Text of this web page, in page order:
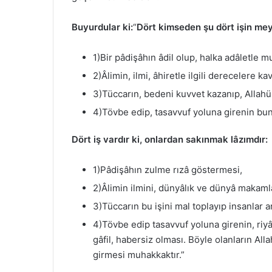
Buyurdular ki:“Dört kimseden şu dört işin
1)Bir pâdişâhın âdil olup, halka adâletle
2)Âlimin, ilmi, âhiretle ilgili derecelere
3)Tüccarın, bedeni kuvvet kazanıp,
4)Tövbe edip, tasavvuf yoluna girenin
Dört iş vardır ki, onlardan sakınmak lâzımdır:
1)Pâdişâhın zulme rızâ göstermesi,
2)Âlimin ilmini, dünyâlık ve dünyâ
3)Tüccarın bu işini mal toplayıp insanlar
4)Tövbe edip tasavvuf yoluna girenin,
gâfil, habersiz olması. Böyle olanların
girmesi muhakkaktır.”